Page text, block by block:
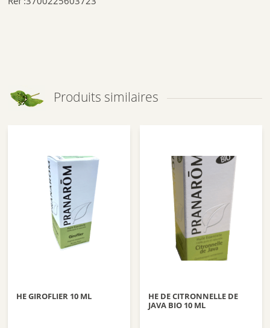
Produits similaires
HE GIROFLIER 10 ML
HE DE CITRONNELLE DE
JAVA BIO 10 ML